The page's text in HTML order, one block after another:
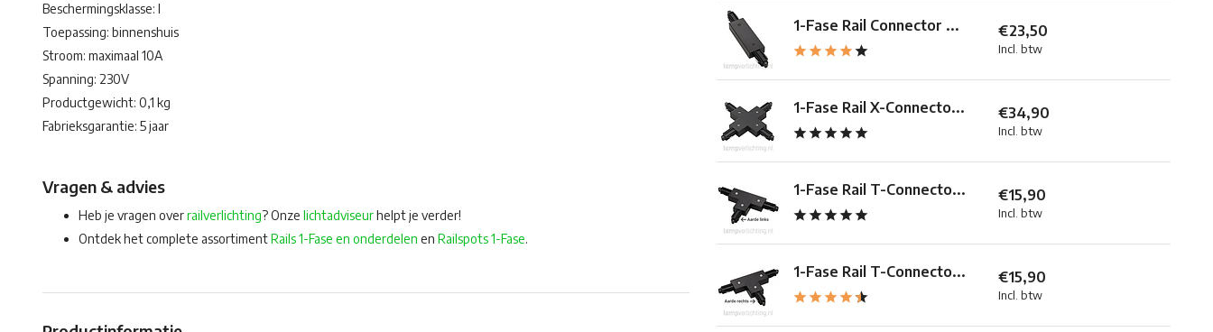
Beschermingsklasse: I
Toepassing: binnenshuis
Stroom: maximaal 10A
Spanning: 230V
Productgewicht: 0,1 kg
Fabrieksgarantie: 5 jaar
Vragen & advies
Heb je vragen overrailverlichting? Onze lichtadviseurhelpt je verder!
Ontdek het complete assortimentRails 1-Fase en onderdelen en Railspots 1-Fase.
1-Fase Rail Connector ... €23,50
Incl. btw
1-Fase Rail X-Connecto... €34,90
Incl. btw
1-Fase Rail T-Connecto... €15,90
Incl. btw
1-Fase Rail T-Connecto... €15,90
Incl. btw